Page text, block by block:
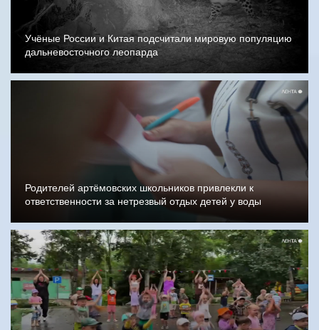
Учёные России и Китая подсчитали мировую популяцию
дальневосточного леопарда
Родителей артёмовских школьников привлекли к
ответственности за нетрезвый отдых детей у воды